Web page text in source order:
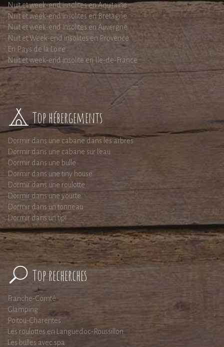
Nuit et week-end insolites en Aquitaine
Nuit et week-end insolites en Bretagne
Nuit et week-end insolites en Auvergne
Nuit et Week-end insolites en Provence
En Pays de la Loire
Nuit et week-end insolite en Ile-de-France
Top hébergements
Dormir dans une cabane dans les arbres
Dormir dans une cabane sur l'eau
Dormir dans une bulle
Dormir dans une tiny house
Dormir dans une roulotte
Dormir dans une yourte
Dormir dans un tonneau
Dormir dans un tipi
Top recherches
Franche-Comté
Glamping
Poitou-Charentes
Les roulottes en Languedoc-Roussillon
Les bulles avec spa